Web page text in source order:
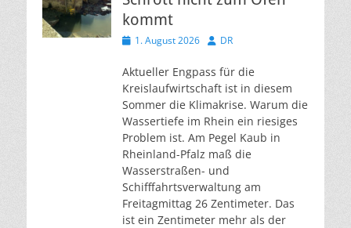
kommt
Veröffentlicht
1. August 2026 Autor
DR
Aktueller Engpass für die
Kreislaufwirtschaft ist in diesem
Sommer die Klimakrise. Warum die
Wassertiefe im Rhein ein riesiges
Problem ist. Am Pegel Kaub in
Rheinland-Pfalz maß die
Wasserstraßen- und
Schifffahrtsverwaltung am
Freitagmittag 26 Zentimeter. Das
ist ein Zentimeter mehr als der